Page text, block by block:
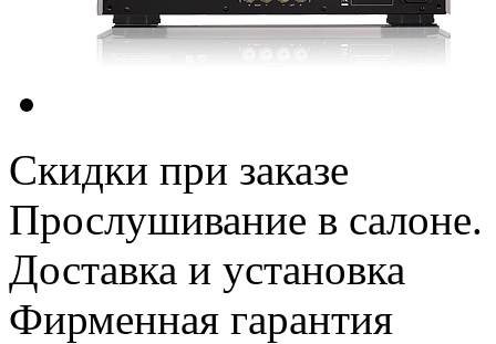
Скидки при заказе
Прослушивание в салоне.
Доставка и установка
Фирменная гарантия